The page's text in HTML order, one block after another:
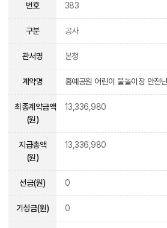
번호 383
구분 공사
관서명 본청
계약명 홍예공원 어린이 물놀이장 안전
최종계약금액
(원)
13,336,980
지급총액
(원)
13,336,980
선금(원) 0
기성금(원) 0